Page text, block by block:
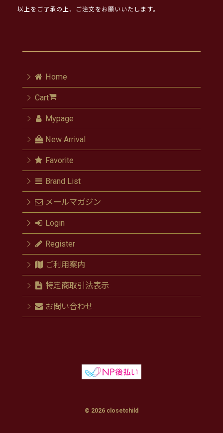
以上をご了承の上、ご注文をお願いいたします。
Home
Cart
Mypage
New Arrival
Favorite
Brand List
メールマガジン
Login
Register
ご利用案内
特定商取引法表示
お問い合わせ
© 2026 closetchild